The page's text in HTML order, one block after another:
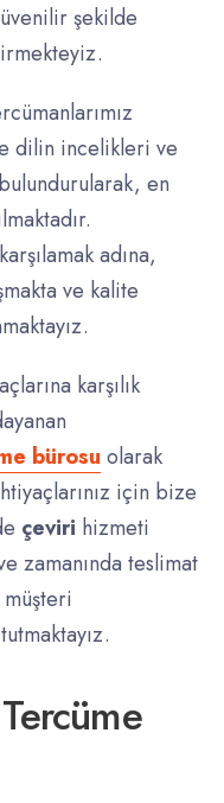
şekilde
dilin incelikleri ve
en
adına,
ve kalite
karşılık
bürosu olarak
için bize
çeviri hizmeti
zamanında teslimat